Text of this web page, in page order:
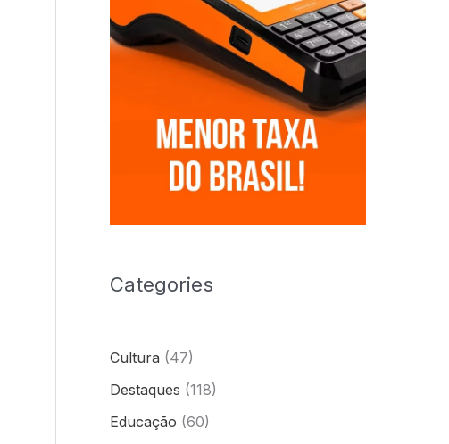
Categories
Cultura (47)
Destaques (118)
Educação (60)